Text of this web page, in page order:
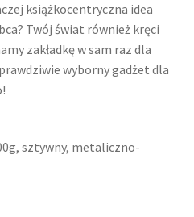
książkocentryczna idea
Twój świat również kręci
zakładkę w sam raz dla
wyborny gadżet dla
sztywny, metaliczno-